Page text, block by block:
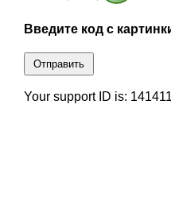
Введите код с
Отправить
Your support ID is: